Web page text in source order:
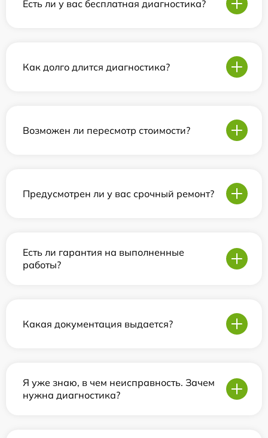
Есть ли у вас бесплатная диагностика?
Как долго длится диагностика?
Возможен ли пересмотр стоимости?
Предусмотрен ли у вас срочный ремонт?
Есть ли гарантия на выполненные
работы?
Какая документация выдается?
Я уже знаю, в чем неисправность. Зачем
нужна диагностика?